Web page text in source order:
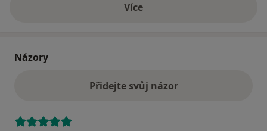
Víceo adrese
Názory
Přidejte svůj názor